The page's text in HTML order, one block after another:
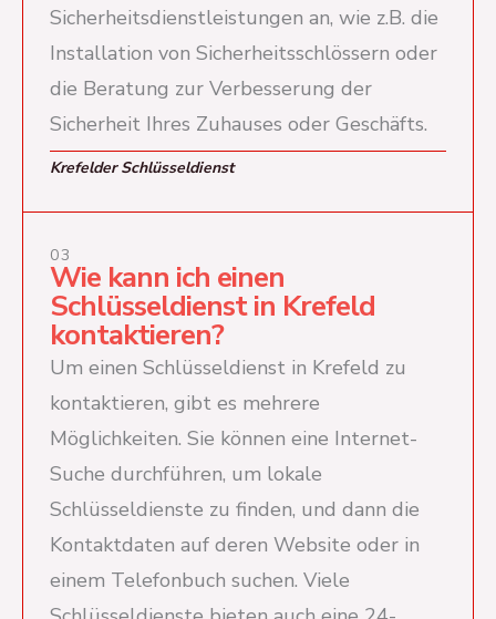
Sicherheitsdienstleistungen an, wie z.B. die
Installation von Sicherheitsschlössern oder
die Beratung zur Verbesserung der
Sicherheit Ihres Zuhauses oder Geschäfts.
Krefelder Schlüsseldienst
03
Wie kann ich einen
Schlüsseldienst in Krefeld
kontaktieren?
Um einen Schlüsseldienst in Krefeld zu
kontaktieren, gibt es mehrere
Möglichkeiten. Sie können eine Internet-
Suche durchführen, um lokale
Schlüsseldienste zu finden, und dann die
Kontaktdaten auf deren Website oder in
einem Telefonbuch suchen. Viele